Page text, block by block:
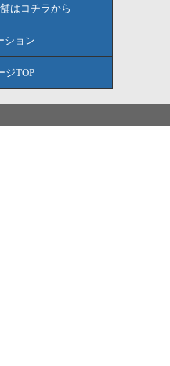
はコチラから
ション
ジTOP